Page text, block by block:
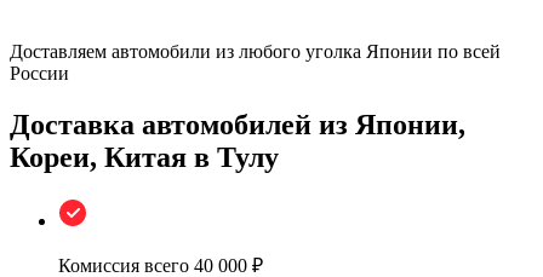
Доставляем автомобили из любого уголка Японии по всей
России
Доставка автомобилей из Японии,
Кореи, Китая в Тулу
Комиссия всего 40 000 ₽